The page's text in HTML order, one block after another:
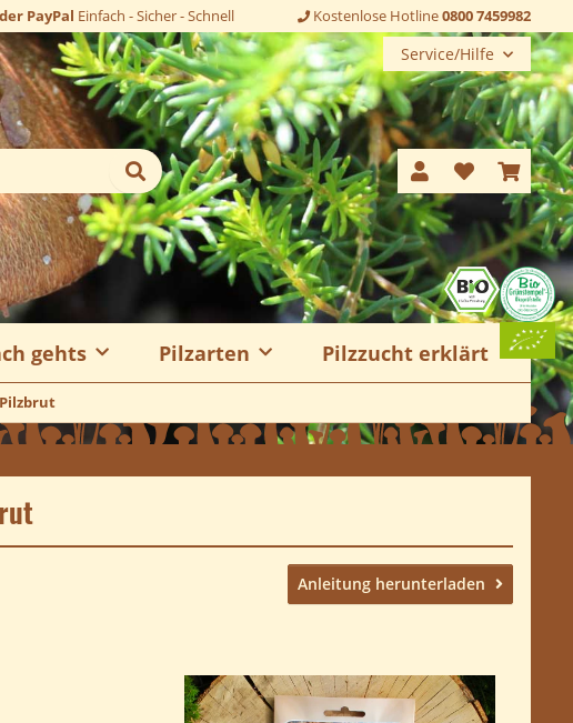
PayPal Einfach - Sicher - Schnell Kostenlose Hotline0800 7459982
Service/Hilfe
gehts Pilzarten Pilzzucht erklärt
Anleitung herunterladen